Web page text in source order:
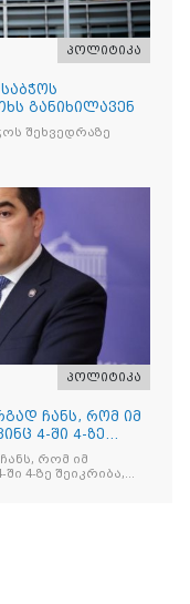
პოლიტიკა
განიხილავენ
შეხვედრაზე
პოლიტიკა
ჩანს, რომ იმ
4-ში 4-ზე
რომ იმ
4-ზე შეიკრიბა,